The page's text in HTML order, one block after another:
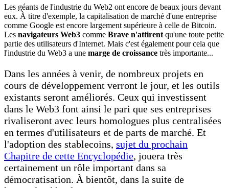
Les géants de l'industrie du Web2 ont encore de beaux jours devant
eux. À titre d'exemple, la capitalisation de marché d'une entreprise
comme Google est encore largement supérieure à celle de Bitcoin.
Les navigateurs Web3 comme Brave n'attirent qu'une toute petite
partie des utilisateurs d'Internet. Mais c'est également pour cela que
l'industrie du Web3 a une marge de croissance très importante...
Dans les années à venir, de nombreux projets en
cours de développement verront le jour, et les outils
existants seront améliorés. Ceux qui investissent
dans le Web3 font ainsi le pari que ses entreprises
rivaliseront avec leurs homologues plus centralisées
en termes d'utilisateurs et de parts de marché. Et
l'adoption des stablecoins, sujet du prochain
Chapitre de cette Encyclopédie, jouera très
certainement un rôle important dans sa
démocratisation. À bientôt, dans la suite de